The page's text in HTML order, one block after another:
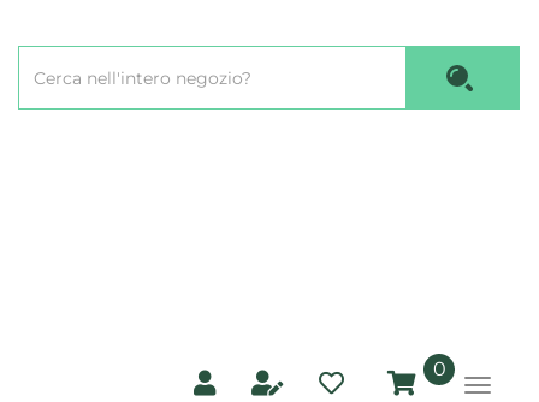
principale
Prodotto
0prodotti
inseriti